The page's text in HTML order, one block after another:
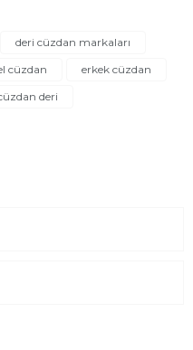
deri cüzdan markaları
cüzdan
erkek cüzdan
deri